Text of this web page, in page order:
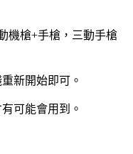
機槍+手槍，三動手槍
新開始即可。
可能會用到。